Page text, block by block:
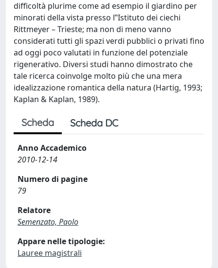
difficoltà plurime come ad esempio il giardino per
minorati della vista presso l‟Istituto dei ciechi
Rittmeyer – Trieste; ma non di meno vanno
considerati tutti gli spazi verdi pubblici o privati fino
ad oggi poco valutati in funzione del potenziale
rigenerativo. Diversi studi hanno dimostrato che
tale ricerca coinvolge molto più che una mera
idealizzazione romantica della natura (Hartig, 1993;
Kaplan & Kaplan, 1989).
Scheda Scheda DC
Anno Accademico
2010-12-14
Numero di pagine
79
Relatore
Semenzato, Paolo
Appare nelle tipologie:
Lauree magistrali